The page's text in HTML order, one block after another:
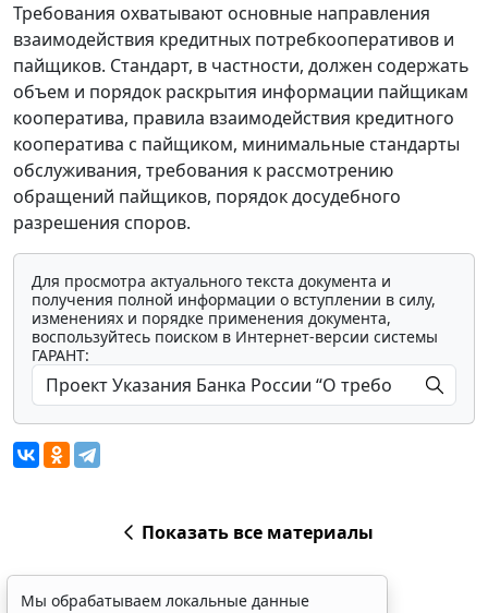
Требования охватывают основные направления
взаимодействия кредитных потребкооперативов и
пайщиков. Стандарт, в частности, должен содержать
объем и порядок раскрытия информации пайщикам
кооператива, правила взаимодействия кредитного
кооператива с пайщиком, минимальные стандарты
обслуживания, требования к рассмотрению
обращений пайщиков, порядок досудебного
разрешения споров.
Для просмотра актуального текста документа и
получения полной информации о вступлении в силу,
изменениях и порядке применения документа,
воспользуйтесь поиском в Интернет-версии системы
ГАРАНТ:
Показать все материалы
Мы обрабатываем локальные данные